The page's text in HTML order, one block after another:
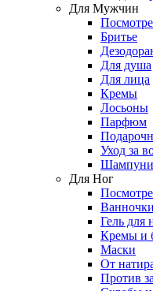
Для Мужчин
Бритье
Для душа
Для лица
Кремы
Лосьоны
Парфюм
Уход за
Шампуни
Для Ног
Ванночки
Гель для
Кремы и
Маски
От
Против